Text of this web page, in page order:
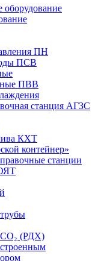
ПН
ПСВ
ПВВ
станция АГЗС
КХТ
контейнер»
станции
СО₂ (РДХ)